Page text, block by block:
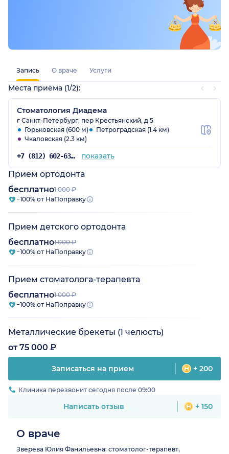
Запись О враче Услуги
Места приёма (1/2):
Стоматология Диадема
г Санкт-Петербург, пер Крестьянский, д 5
Горьковская (600 м)
Петроградская (1.4 км)
Чкаловская (2.3 км)
+7 (812) 602-63-48 показать
Прием ортодонта
бесплатно1 000 ₽
−100% от НаПоправку
Прием детского ортодонта
бесплатно1 000 ₽
−100% от НаПоправку
Прием стоматолога-терапевта
бесплатно1 000 ₽
−100% от НаПоправку
Металлические брекеты (1 челюсть)
от 75 000 ₽
Записаться на прием + 200
Клиника перезвонит сегодня после 09:00
Написать отзыв + 150
О враче
Зверева Юлия Фанильевна: стоматолог-терапевт,